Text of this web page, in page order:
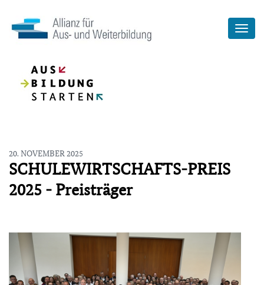
20. NOVEMBER 2025
SCHULEWIRTSCHAFTS-PREIS
2025 - Preisträger